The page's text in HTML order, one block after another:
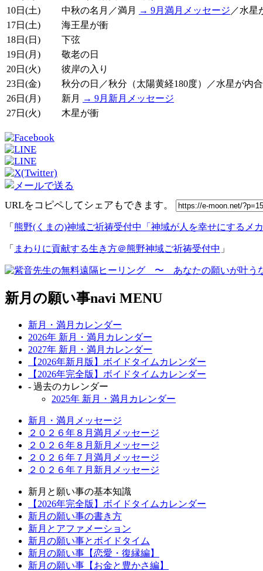
10日(土)
中秋の名月／満月 → 9月満月メッセージ ／水星
17日(土)
海王星が衝
18日(日)
下弦
19日(月)
敬老の日
20日(火)
彼岸の入り
23日(金)
秋分の日／秋分（太陽黄経180度）／水星が内合
26日(月)
新月
→ 9月新月メッセージ
27日(火)
木星が衝
URLをコピペしてシェアもできます。
「 熊野(くまの)神域ご祈祷受付中「神域が人を幸せにするメ
「 まわりに貢献する生き方＠熊野神域ご祈祷受付中 」
新月の願い事navi MENU
新月・満月カレンダー
2026年 新月・満月カレンダー
2027年 新月・満月カレンダー
【2026年新月版】ボイドタイムカレンダー
【2026年完全版】ボイドタイムカレンダー
- 過去のカレンダー
2025年 新月・満月カレンダー
新月・満月メッセージ
２０２６年８月満月メッセージ
２０２６年８月新月メッセージ
２０２６年７月満月メッセージ
２０２６年７月新月メッセージ
新月と願い事の基本知識
【2026年完全版】ボイドタイムカレンダー
新月の願い事の書き方
新月とアファメーション
新月の願い事とボイドタイム
新月の願い事【恋愛・復縁編】
新月の願い事【お金と豊かさ編】